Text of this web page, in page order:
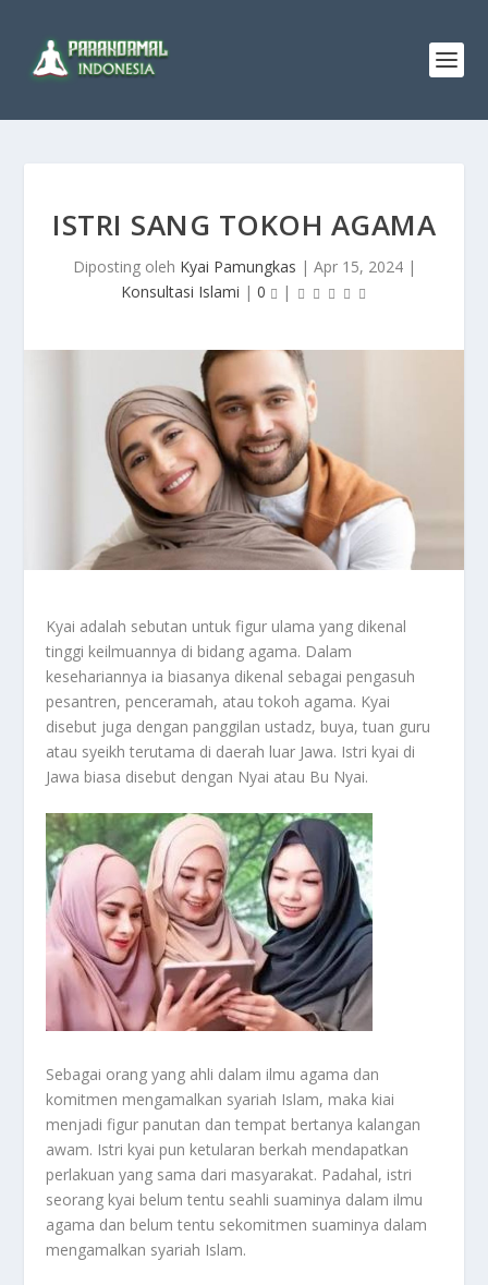
ISTRI SANG TOKOH AGAMA
Diposting oleh Kyai Pamungkas | Apr 15, 2024|
Konsultasi Islami | 0 |
Kyai adalah sebutan untuk figur ulama yang dikenal
tinggi keilmuannya di bidang agama. Dalam
kesehariannya ia biasanya dikenal sebagai pengasuh
pesantren, penceramah, atau tokoh agama. Kyai
disebut juga dengan panggilan ustadz, buya, tuan guru
atau syeikh terutama di daerah luar Jawa. Istri kyai di
Jawa biasa disebut dengan Nyai atau Bu Nyai.
Sebagai orang yang ahli dalam ilmu agama dan
komitmen mengamalkan syariah Islam, maka kiai
menjadi figur panutan dan tempat bertanya kalangan
awam. Istri kyai pun ketularan berkah mendapatkan
perlakuan yang sama dari masyarakat. Padahal, istri
seorang kyai belum tentu seahli suaminya dalam ilmu
agama dan belum tentu sekomitmen suaminya dalam
mengamalkan syariah Islam.